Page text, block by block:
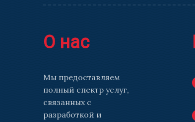
О нас
Мы предоставляем
полный спектр услуг,
связанных с
разработкой и